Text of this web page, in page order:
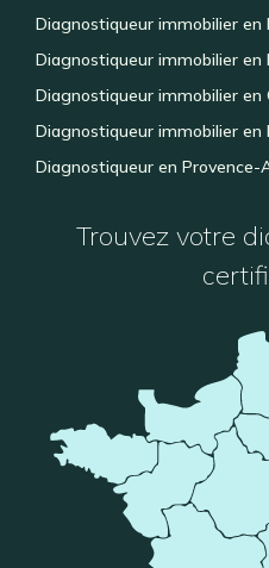
Diagnostiqueur immobilier en
Diagnostiqueur immobilier en
Diagnostiqueur immobilier en
Diagnostiqueur immobilier en
Diagnostiqueur en Provence-
Trouvez votre